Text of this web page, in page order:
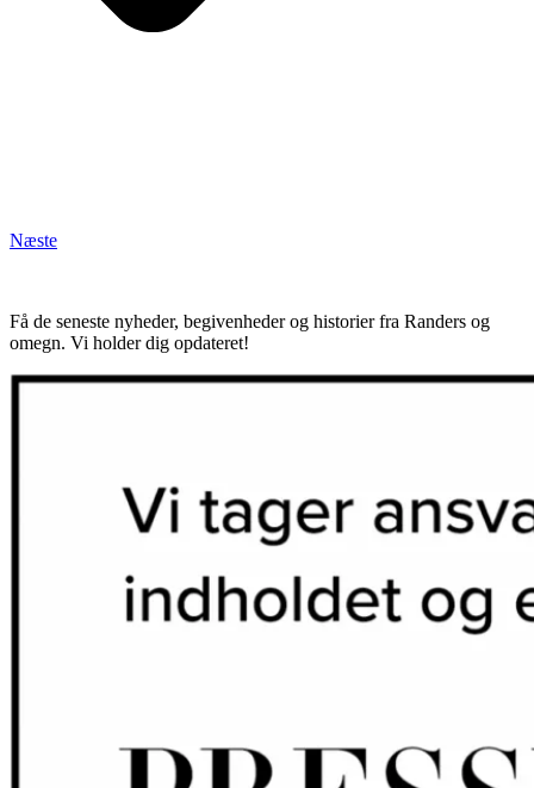
Næste
Få de seneste nyheder, begivenheder og historier fra Randers og
omegn. Vi holder dig opdateret!